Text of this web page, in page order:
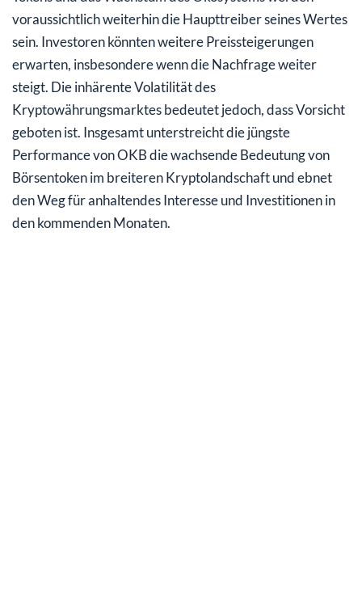
voraussichtlich weiterhin die Haupttreiber seines Wertes
sein. Investoren könnten weitere Preissteigerungen
erwarten, insbesondere wenn die Nachfrage weiter
steigt. Die inhärente Volatilität des
Kryptowährungsmarktes bedeutet jedoch, dass Vorsicht
geboten ist. Insgesamt unterstreicht die jüngste
Performance von OKB die wachsende Bedeutung von
Börsentoken im breiteren Kryptolandschaft und ebnet
den Weg für anhaltendes Interesse und Investitionen in
den kommenden Monaten.